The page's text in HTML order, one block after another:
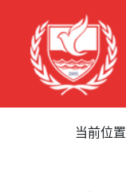
当前位置